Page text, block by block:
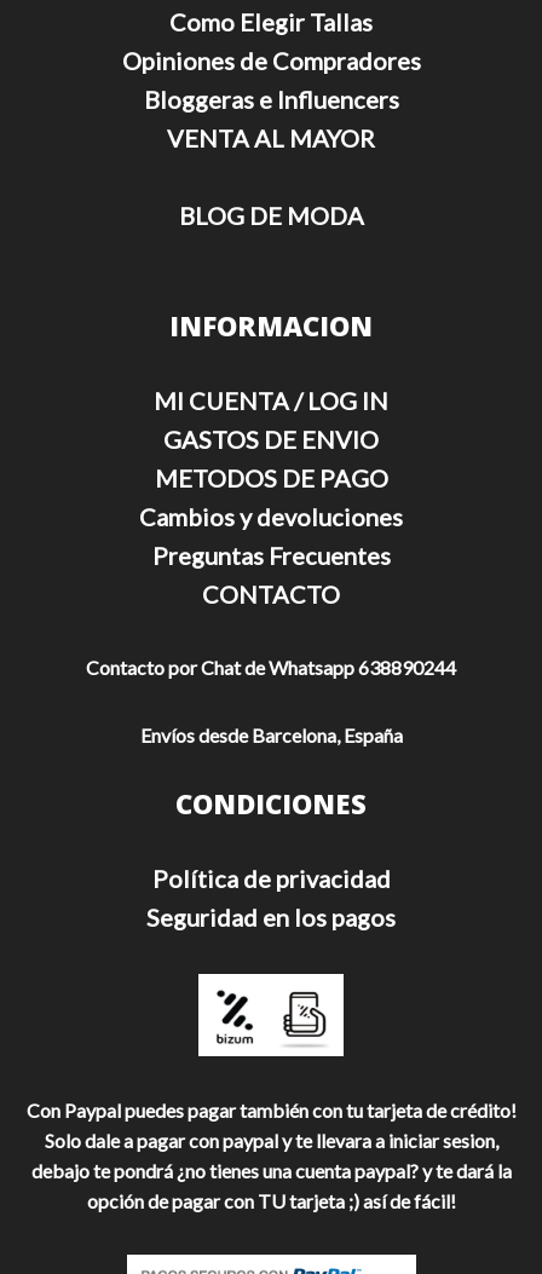
Como Elegir Tallas
Opiniones de Compradores
Bloggeras e Influencers
VENTA AL MAYOR
BLOG DE MODA
INFORMACION
MI CUENTA / LOG IN
GASTOS DE ENVIO
METODOS DE PAGO
Cambios y devoluciones
Preguntas Frecuentes
CONTACTO
Contacto por Chat de Whatsapp 638890244
Envíos desde Barcelona, España
CONDICIONES
Política de privacidad
Seguridad en los pagos
Con Paypal puedes pagar también con tu tarjeta de crédito!
Solo dale a pagar con paypal y te llevara a iniciar sesion,
debajo te pondrá ¿no tienes una cuenta paypal? y te dará la
opción de pagar con TU tarjeta ;) así de fácil!